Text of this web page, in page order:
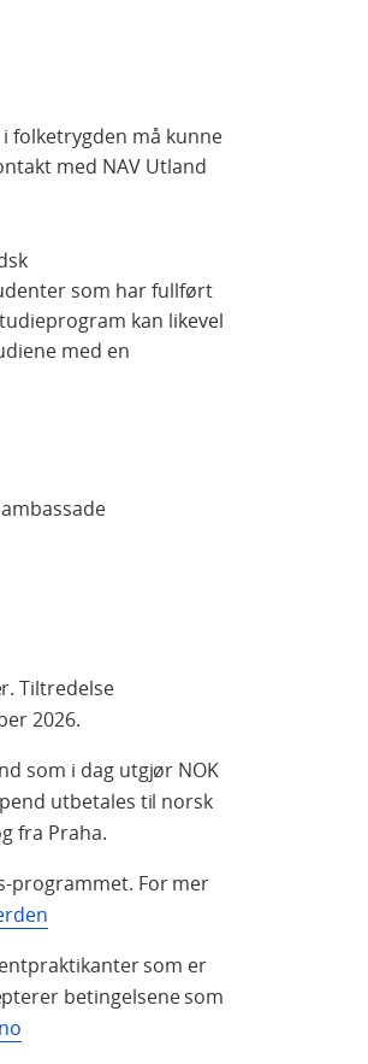
folketrygden må kunne
med NAV Utland
som har fullført
kan likevel
med en
Tiltredelse
2026.
som i dag utgjør NOK
utbetales til norsk
fra Praha.
programmet. For mer
som er
betingelsene som